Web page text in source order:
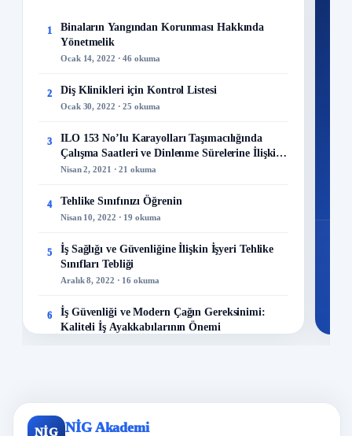
1
Binaların Yangından Korunması Hakkında
Yönetmelik
Ocak 14, 2022 · 46 okuma
2 Diş Klinikleri için Kontrol Listesi
Ocak 30, 2022 · 25 okuma
3
ILO 153 No’lu Karayolları Taşımacılığında
Çalışma Saatleri ve Dinlenme Sürelerine İlişkin
Sözleşme
Nisan 2, 2021 · 21 okuma
4 Tehlike Sınıfınızı Öğrenin
Nisan 10, 2022 · 19 okuma
5
İş Sağlığı ve Güvenliğine İlişkin İşyeri Tehlike
Sınıfları Tebliği
Aralık 8, 2022 · 16 okuma
6
İş Güvenliği ve Modern Çağın Gereksinimi:
Kaliteli İş Ayakkabılarının Önemi
8
İş Sağlığı ve Güvenliği Politikası Nasıl
NİG NİG Akademi